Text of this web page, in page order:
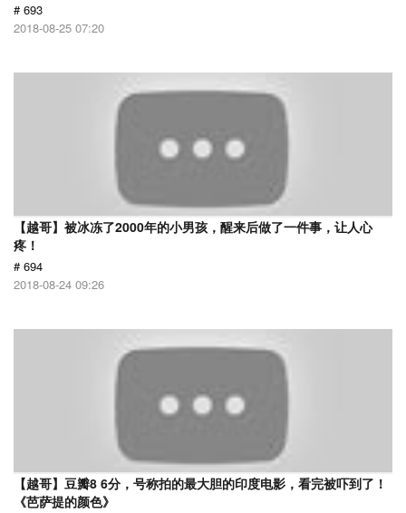
# 693
2018-08-25 07:20
【越哥】被冰冻了2000年的小男孩，醒来后做了一件事，让人心
疼！
# 694
2018-08-24 09:26
【越哥】豆瓣8 6分，号称拍的最大胆的印度电影，看完被吓到了！
《芭萨提的颜色》